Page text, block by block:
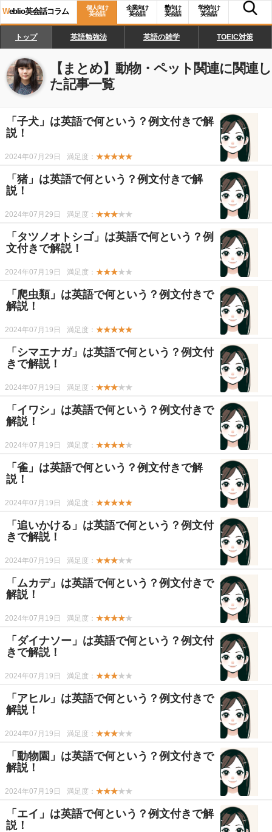
Weblio英会話コラム
個人向け
英会話
企業向け
英会話
塾向け
英会話
学校向け
英会話
トップ 英語勉強法 英語の雑学 TOEIC対策
【まとめ】 動物・ペット関連に関連し
た記事一覧
「子犬」は英語で何という？例文付きで解
説！
2024年07月29日 満足度： ★★★★★
「猪」は英語で何という？例文付きで解
説！
2024年07月29日 満足度： ★★★★★
「タツノオトシゴ」は英語で何という？例
文付きで解説！
2024年07月19日 満足度： ★★★★★
「爬虫類」は英語で何という？例文付きで
解説！
2024年07月19日 満足度： ★★★★★
「シマエナガ」は英語で何という？例文付
きで解説！
2024年07月19日 満足度： ★★★★★
「イワシ」は英語で何という？例文付きで
解説！
2024年07月19日 満足度： ★★★★★
「雀」は英語で何という？例文付きで解
説！
2024年07月19日 満足度： ★★★★★
「追いかける」は英語で何という？例文付
きで解説！
2024年07月19日 満足度： ★★★★★
「ムカデ」は英語で何という？例文付きで
解説！
2024年07月19日 満足度： ★★★★★
「ダイナソー」は英語で何という？例文付
きで解説！
2024年07月19日 満足度： ★★★★★
「アヒル」は英語で何という？例文付きで
解説！
2024年07月19日 満足度： ★★★★★
「動物園」は英語で何という？例文付きで
解説！
2024年07月19日 満足度： ★★★★★
「エイ」は英語で何という？例文付きで解
説！